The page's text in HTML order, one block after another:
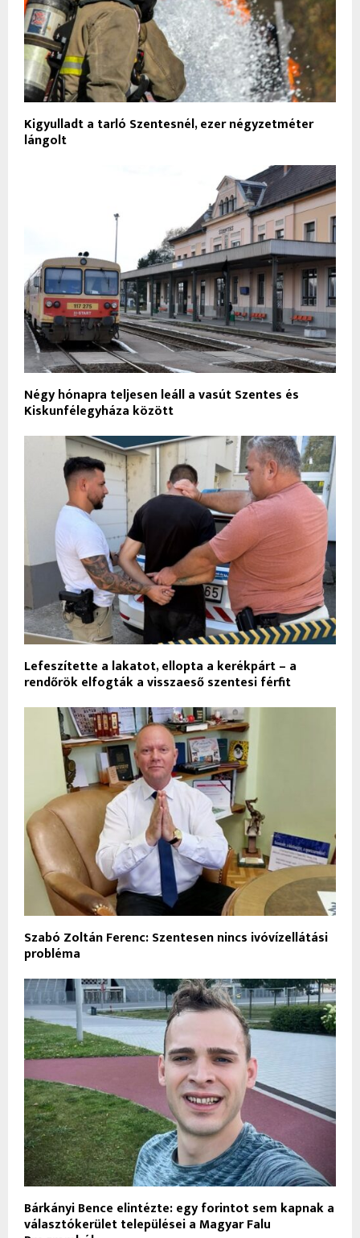
Kigyulladt a tarló Szentesnél, ezer négyzetméter
lángolt
Négy hónapra teljesen leáll a vasút Szentes és
Kiskunfélegyháza között
Lefeszítette a lakatot, ellopta a kerékpárt – a
rendőrök elfogták a visszaeső szentesi férfit
Szabó Zoltán Ferenc: Szentesen nincs ivóvízellátási
probléma
Bárkányi Bence elintézte: egy forintot sem kapnak a
választókerület települései a Magyar Falu